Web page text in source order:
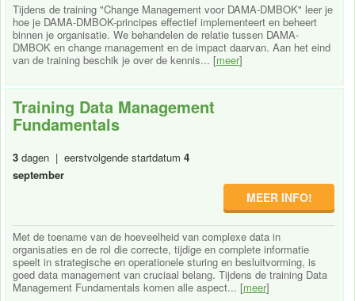
Tijdens de training "Change Management voor DAMA-DMBOK" leer je
hoe je DAMA-DMBOK-principes effectief implementeert en beheert
binnen je organisatie. We behandelen de relatie tussen DAMA-
DMBOK en change management en de impact daarvan. Aan het eind
van de training beschik je over de kennis... [meer]
Training Data Management
Fundamentals
3 dagen | eerstvolgende startdatum 4
september
MEER INFO!
Met de toename van de hoeveelheid van complexe data in
organisaties en de rol die correcte, tijdige en complete informatie
speelt in strategische en operationele sturing en besluitvorming, is
goed data management van cruciaal belang. Tijdens de training Data
Management Fundamentals komen alle aspect... [meer]